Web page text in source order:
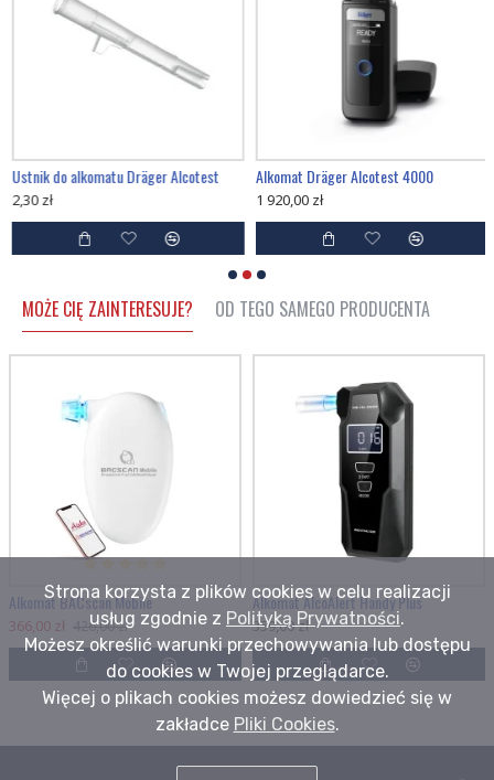
Ustnik do alkomatu Dräger Alcotest
2,30 zł
Alkomat Dräger Alcotest 4000
1 920,00 zł
MOŻE CIĘ ZAINTERESUJE? OD TEGO SAMEGO PRODUCENTA
Alkomat BACscan Mobile
366,00 zł 426,00 zł
Alkomat AlcoAlert Handy Plus
359,00 zł
Strona korzysta z plików cookies w celu realizacji
usług zgodnie z Polityką Prywatności.
Możesz określić warunki przechowywania lub dostępu
do cookies w Twojej przeglądarce.
Więcej o plikach cookies możesz dowiedzieć się w
zakładce Pliki Cookies.